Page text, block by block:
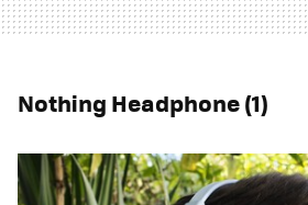
Nothing Headphone (1)